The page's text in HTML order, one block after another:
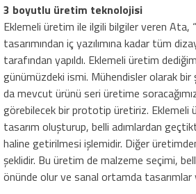
3 boyutlu üretim teknolojisi
Eklemeli üretim ile ilgili bilgiler veren Ata,
tasarımından iç yazılımına kadar tüm
tarafından yapıldı. Eklemeli üretim
günümüzdeki ismi. Mühendisler olarak
da mevcut ürünü seri üretime
görebilecek bir prototip üretiriz. Eklemeli
tasarım oluşturup, belli adımlardan
haline getirilmesi işlemidir. Diğer
şeklidir. Bu üretim de malzeme seçimi,
önünde olur ve sanal ortamda tasarımlar